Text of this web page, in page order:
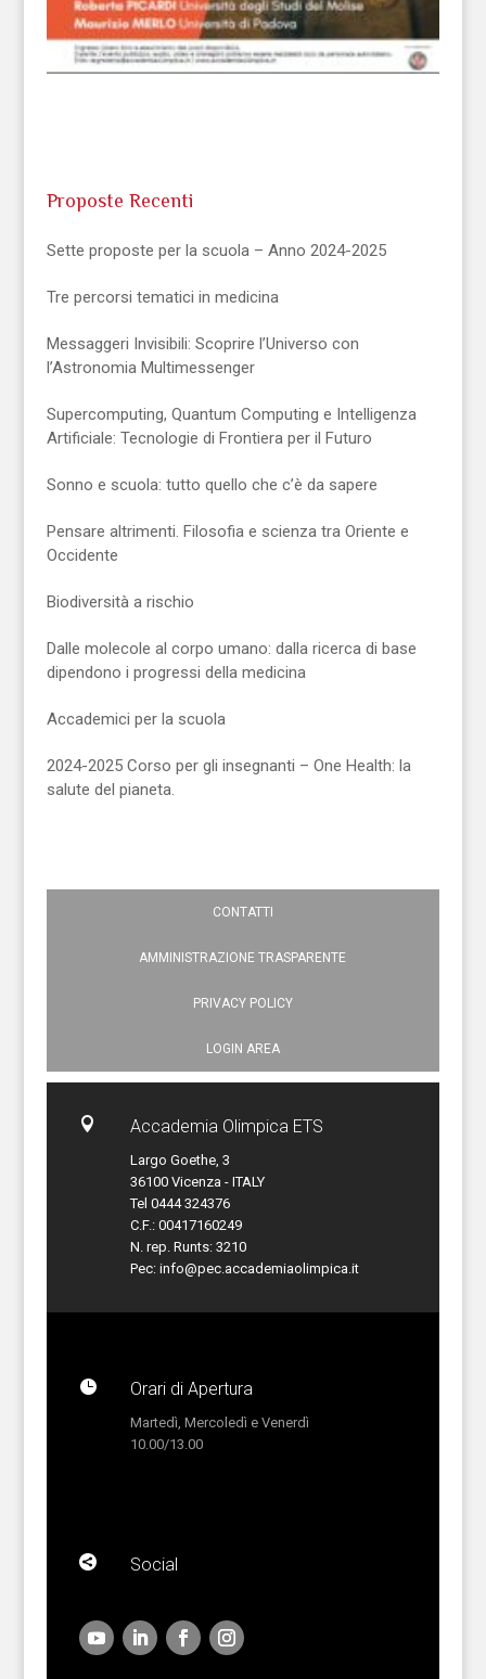
Proposte Recenti
Sette proposte per la scuola – Anno 2024-2025
Tre percorsi tematici in medicina
Messaggeri Invisibili: Scoprire l’Universo con
l’Astronomia Multimessenger
Supercomputing, Quantum Computing e Intelligenza
Artificiale: Tecnologie di Frontiera per il Futuro
Sonno e scuola: tutto quello che c’è da sapere
Pensare altrimenti. Filosofia e scienza tra Oriente e
Occidente
Biodiversità a rischio
Dalle molecole al corpo umano: dalla ricerca di base
dipendono i progressi della medicina
Accademici per la scuola
2024-2025 Corso per gli insegnanti – One Health: la
salute del pianeta.
CONTATTI
AMMINISTRAZIONE TRASPARENTE
PRIVACY POLICY
LOGIN AREA
 Accademia Olimpica ETS
Largo Goethe, 3
36100 Vicenza - ITALY
Tel 0444 324376
C.F.: 00417160249
N. rep. Runts: 3210
Pec: info@pec.accademiaolimpica.it
 Orari di Apertura
Martedì, Mercoledì e Venerdì
10.00/13.00
 Social